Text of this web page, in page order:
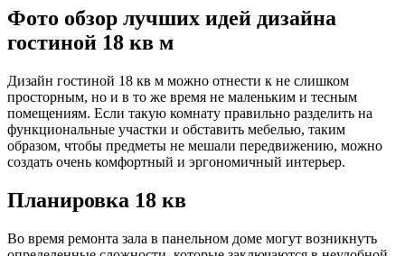
Фото обзор лучших идей дизайна
гостиной 18 кв м
Дизайн гостиной 18 кв м можно отнести к не слишком
просторным, но и в то же время не маленьким и тесным
помещениям. Если такую комнату правильно разделить на
функциональные участки и обставить мебелью, таким
образом, чтобы предметы не мешали передвижению, можно
создать очень комфортный и эргономичный интерьер.
Планировка 18 кв
Во время ремонта зала в панельном доме могут возникнуть